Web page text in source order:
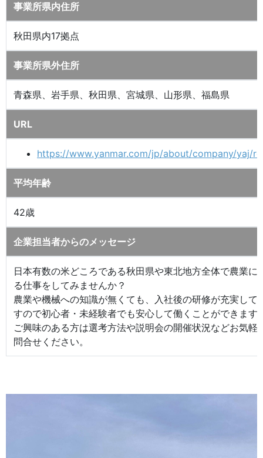
事業所県内住所
秋田県内17拠点
事業所県外住所
青森県、岩手県、秋田県、宮城県、山形県、福島県
URL
https://www.yanmar.com/jp/about/company/yaj/
平均年齢
42歳
企業担当者からのメッセージ
日本有数の米どころである秋田県や東北地方全体で農業に
る仕事をしてみませんか？
農業や機械への知識が無くても、入社後の研修が充実して
すので初心者・未経験者でも安心して働くことができます
ご興味のある方は選考方法や説明会の開催状況などお気軽
問合せください。